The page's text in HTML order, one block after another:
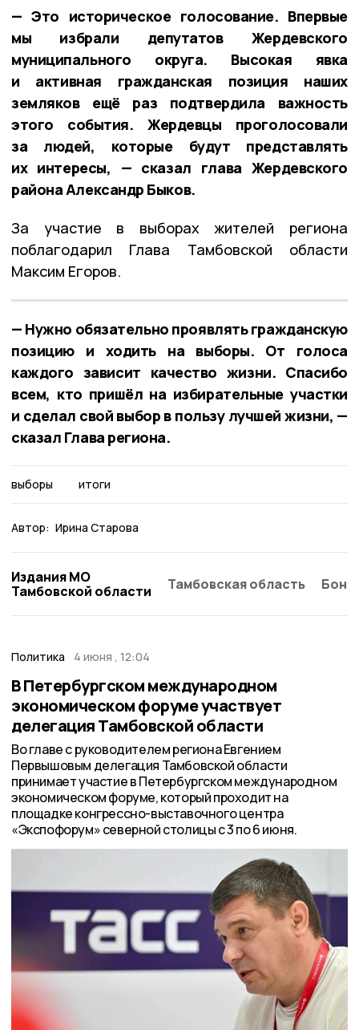
— Это историческое голосование. Впервые
мы избрали депутатов Жердевского
муниципального округа. Высокая явка
и активная гражданская позиция наших
земляков ещё раз подтвердила важность
этого события. Жердевцы проголосовали
за людей, которые будут представлять
их интересы, — сказал глава Жердевского
района Александр Быков.
За участие в выборах жителей региона
поблагодарил Глава Тамбовской области
Максим Егоров.
— Нужно обязательно проявлять гражданскую
позицию и ходить на выборы. От голоса
каждого зависит качество жизни. Спасибо
всем, кто пришёл на избирательные участки
и сделал свой выбор в пользу лучшей жизни, —
сказал Глава региона.
выборы итоги
Автор: Ирина Старова
Издания МО
Тамбовской области
Тамбовская область
Политика 4 июня , 12:04
В Петербургском международном
экономическом форуме участвует
делегация Тамбовской области
Во главе с руководителем региона Евгением
Первышовым делегация Тамбовской области
принимает участие в Петербургском международном
экономическом форуме, который проходит на
площадке конгрессно-выставочного центра
«Экспофорум» северной столицы с 3 по 6 июня.